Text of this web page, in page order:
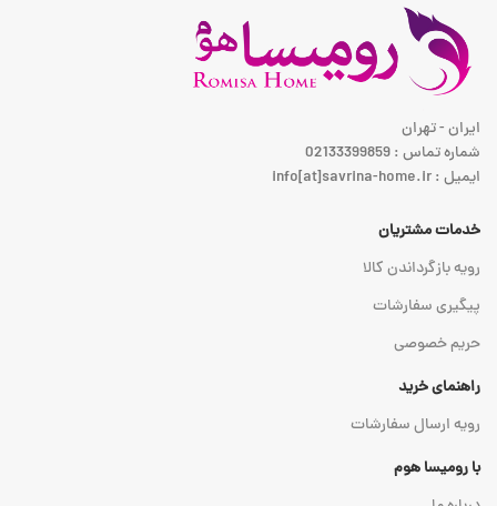
ایران - تهران
شماره تماس : 02133399859
ایمیل : info[at]savrina-home.ir
خدمات مشتریان
رویه بازگرداندن کالا
پیگیری سفارشات
حریم خصوصی
راهنمای خرید
رویه ارسال سفارشات
با رومیسا هوم